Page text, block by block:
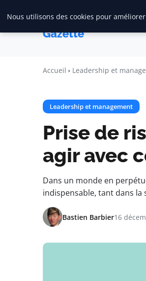
Maadi
Gazette
Accueil Leadership et
Leadership et management
Prise de
agir avec
Dans un monde en
indispensable, tant dans
Bastien Barbier16
Nous utilisons des cookies pour